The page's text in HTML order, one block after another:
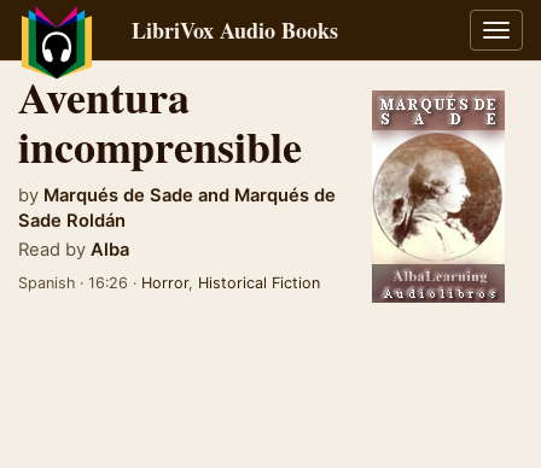
LibriVox Audio Books
Aventura
incomprensible
by Marqués de Sade and Marqués de
Sade Roldán
Read by Alba
Spanish · 16:26 · Horror, Historical Fiction